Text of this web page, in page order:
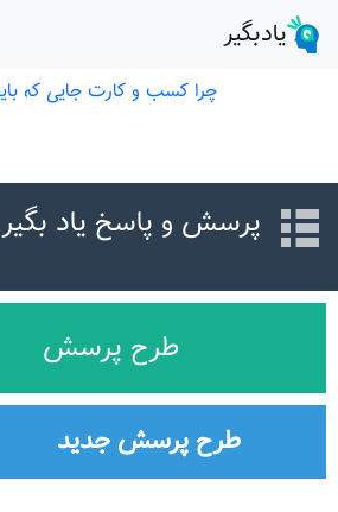
پرسش و پاسخ یاد
طرح پرسش
طرح پرسش جدید